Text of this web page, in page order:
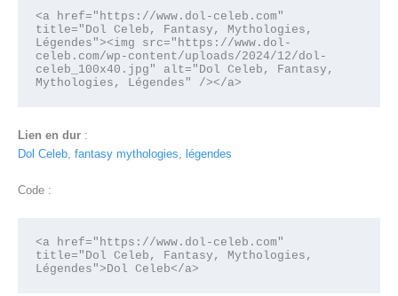
<a href="https://www.dol-celeb.com"
title="Dol Celeb, Fantasy, Mythologies,
Légendes"><img src="https://www.dol-
celeb.com/wp-content/uploads/2024/12/dol-
celeb_100x40.jpg" alt="Dol Celeb, Fantasy,
Mythologies, Légendes" /></a>
Lien en dur :
Dol Celeb, fantasy mythologies, légendes
Code :
<a href="https://www.dol-celeb.com"
title="Dol Celeb, Fantasy, Mythologies,
Légendes">Dol Celeb</a>